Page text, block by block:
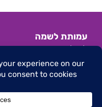
עמותת לשמה
לשילוב מתמודדים
הצהרת נגישות|תנאי